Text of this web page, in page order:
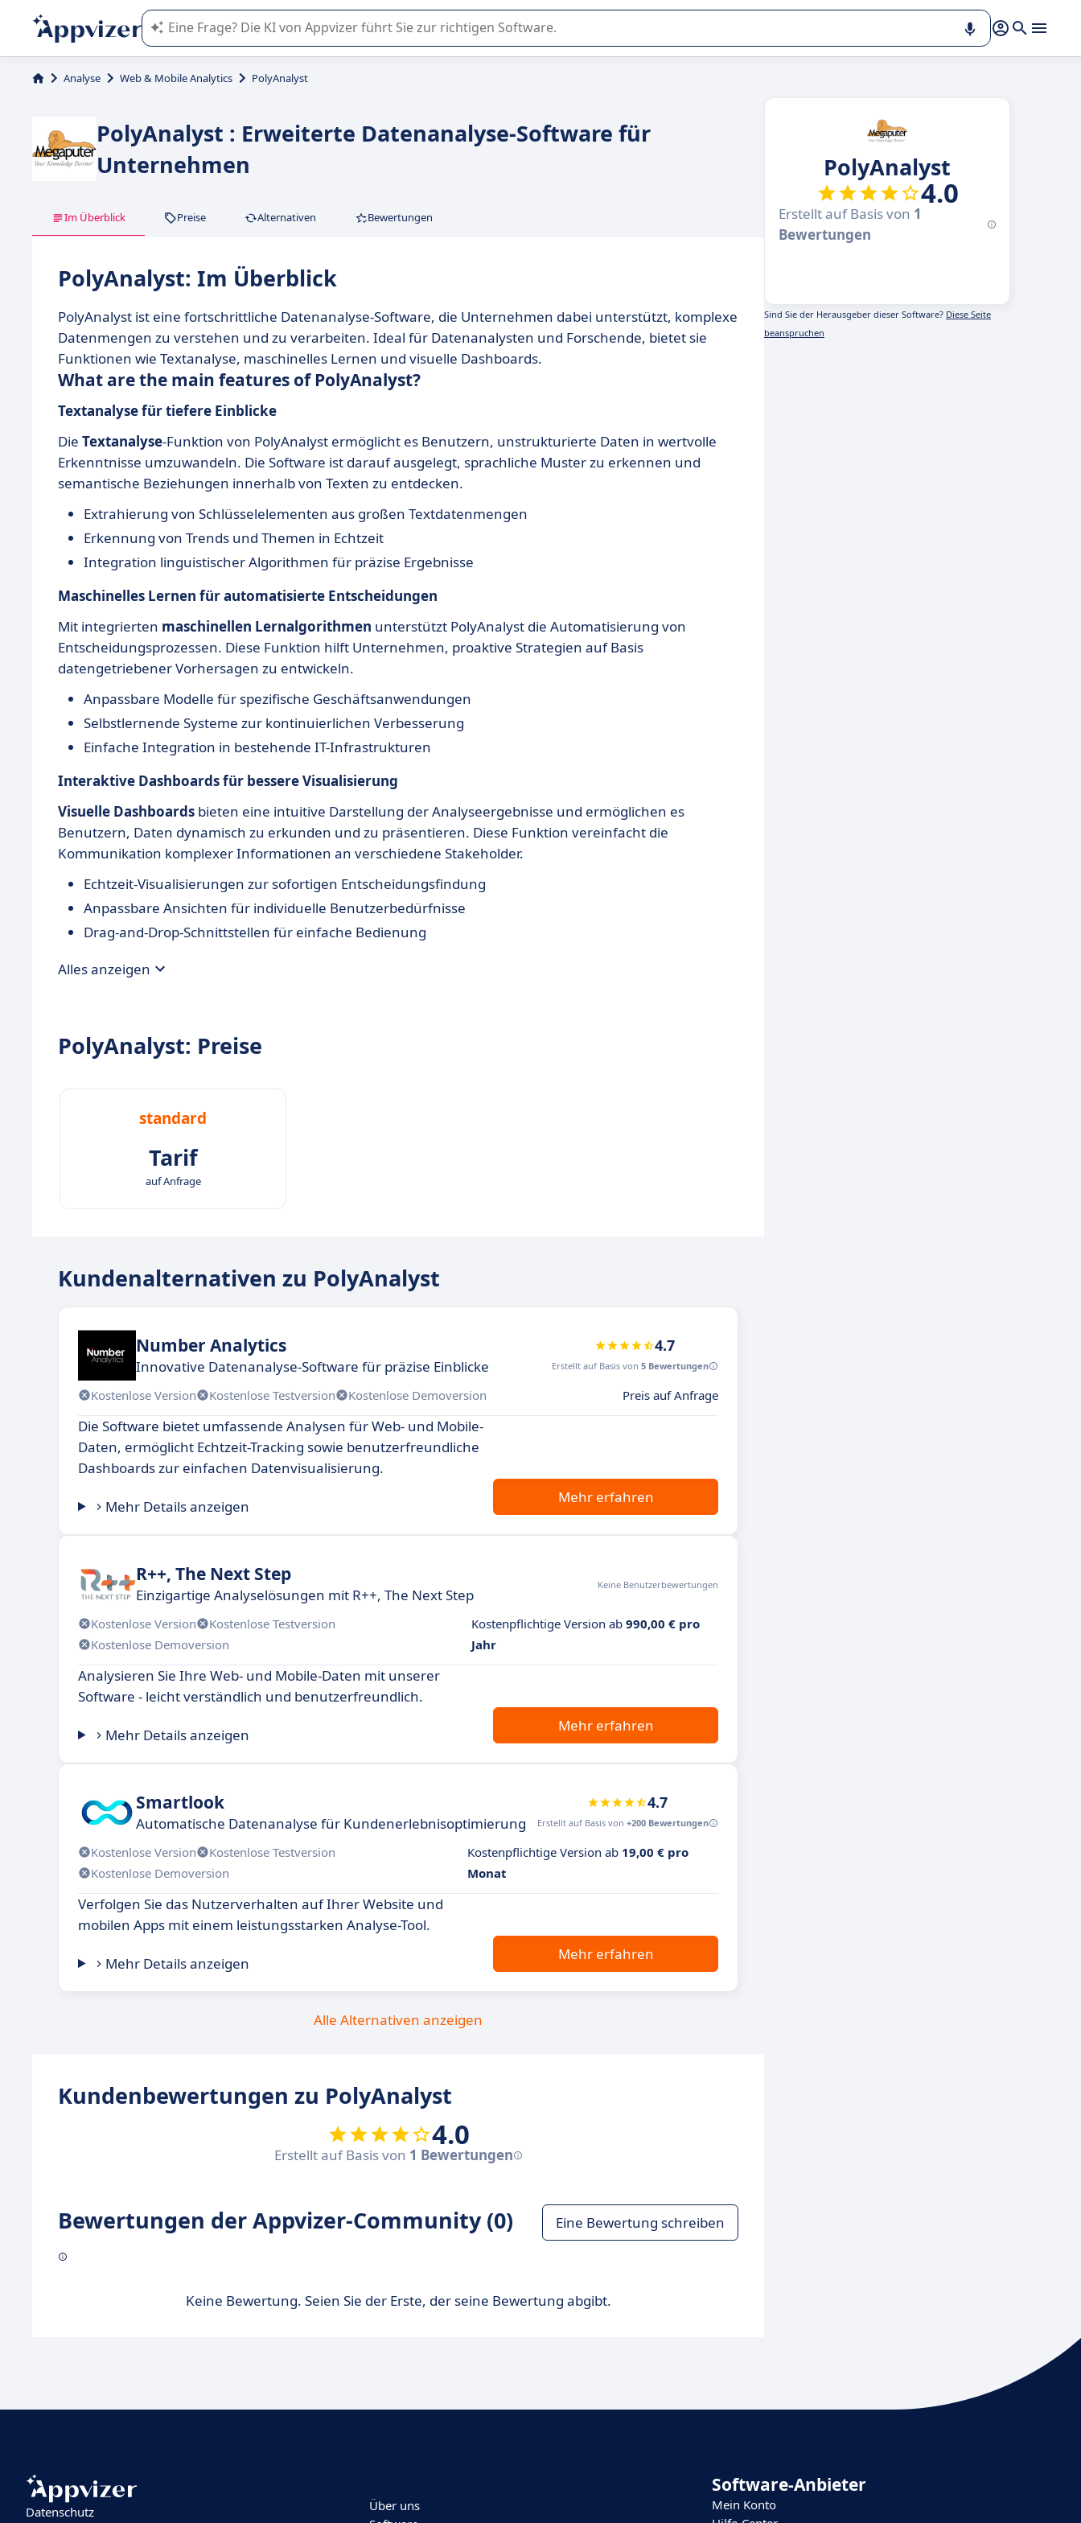
Die KI von Appvizer führt Sie bei der Nutzung oder Auswahl von SaaS-Software in Unternehmen.
Analyse Web & Mobile Analytics PolyAnalyst
PolyAnalyst : Erweiterte Datenanalyse-Software für
Unternehmen
Im Überblick Preise Alternativen Bewertungen
PolyAnalyst: Im Überblick
PolyAnalyst ist eine fortschrittliche Datenanalyse-Software, die Unternehmen dabei unterstützt, komplexe
Datenmengen zu verstehen und zu verarbeiten. Ideal für Datenanalysten und Forschende, bietet sie
Funktionen wie Textanalyse, maschinelles Lernen und visuelle Dashboards.
What are the main features of PolyAnalyst?
Textanalyse für tiefere Einblicke
Die Textanalyse-Funktion von PolyAnalyst ermöglicht es Benutzern, unstrukturierte Daten in wertvolle
Erkenntnisse umzuwandeln. Die Software ist darauf ausgelegt, sprachliche Muster zu erkennen und
semantische Beziehungen innerhalb von Texten zu entdecken.
Extrahierung von Schlüsselelementen aus großen Textdatenmengen
Erkennung von Trends und Themen in Echtzeit
Integration linguistischer Algorithmen für präzise Ergebnisse
Maschinelles Lernen für automatisierte Entscheidungen
Mit integrierten maschinellen Lernalgorithmen unterstützt PolyAnalyst die Automatisierung von
Entscheidungsprozessen. Diese Funktion hilft Unternehmen, proaktive Strategien auf Basis
datengetriebener Vorhersagen zu entwickeln.
Anpassbare Modelle für spezifische Geschäftsanwendungen
Selbstlernende Systeme zur kontinuierlichen Verbesserung
Einfache Integration in bestehende IT-Infrastrukturen
Interaktive Dashboards für bessere Visualisierung
Visuelle Dashboards bieten eine intuitive Darstellung der Analyseergebnisse und ermöglichen es
Benutzern, Daten dynamisch zu erkunden und zu präsentieren. Diese Funktion vereinfacht die
Kommunikation komplexer Informationen an verschiedene Stakeholder.
Echtzeit-Visualisierungen zur sofortigen Entscheidungsfindung
Anpassbare Ansichten für individuelle Benutzerbedürfnisse
Drag-and-Drop-Schnittstellen für einfache Bedienung
Alles anzeigen
PolyAnalyst: Preise
standard
Tarif
auf Anfrage
Kundenalternativen zu PolyAnalyst
Number Analytics
Innovative Datenanalyse-Software für präzise Einblicke
4.7
Erstellt auf Basis von 5 Bewertungen
Kostenlose Version Kostenlose Testversion Kostenlose Demoversion Preis auf Anfrage
Die Software bietet umfassende Analysen für Web- und Mobile-
Daten, ermöglicht Echtzeit-Tracking sowie benutzerfreundliche
Dashboards zur einfachen Datenvisualisierung.
Mehr Details anzeigen
Mehr erfahren
R++, The Next Step
Einzigartige Analyselösungen mit R++, The Next Step
Keine Benutzerbewertungen
Kostenlose Version
Kostenlose Testversion
Kostenlose Demoversion
Kostenpflichtige Version ab 990,00 € pro
Jahr
Analysieren Sie Ihre Web- und Mobile-Daten mit unserer
Software - leicht verständlich und benutzerfreundlich.
Mehr Details anzeigen
Mehr erfahren
Smartlook
Automatische Datenanalyse für Kundenerlebnisoptimierung
4.7
Erstellt auf Basis von +200 Bewertungen
Kostenlose Version
Kostenlose Testversion
Kostenlose Demoversion
Kostenpflichtige Version ab 19,00 € pro
Monat
Verfolgen Sie das Nutzerverhalten auf Ihrer Website und
mobilen Apps mit einem leistungsstarken Analyse-Tool.
Mehr Details anzeigen
Mehr erfahren
Alle Alternativen anzeigen
Kundenbewertungen zu PolyAnalyst
4.0
Erstellt auf Basis von 1 Bewertungen
Bewertungen der Appvizer-Community (0) Eine Bewertung schreiben
Keine Bewertung. Seien Sie der Erste, der seine Bewertung abgibt.
PolyAnalyst
4.0
Erstellt auf Basis von 1
Bewertungen
Sind Sie der Herausgeber dieser Software? Diese Seite
beanspruchen
Datenschutz
Über uns
Software-Anbieter
Mein Konto